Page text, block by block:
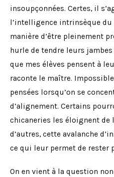
insoupçonnées. Certes, il
l’intelligence intrinsèque
manière d’être pleinement
hurle de tendre leurs jambes
que mes élèves pensent à
raconte le maître.
pensées lorsqu’on se
d’alignement. Certains
chicaneries les éloignent de
d’autres, cette avalanche
ce qui leur permet de rester
On en vient à la question